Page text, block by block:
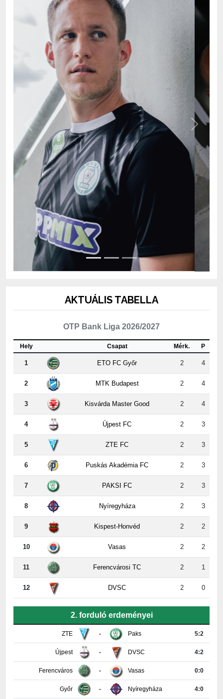
Previous Next
OTP Bank Liga 2026/2027
Csapat
1 ETO FC Győr 2 4
2 MTK Budapest 2 4
3 Kisvárda Master Good 2 4
4 Újpest FC 2 3
5 ZTE FC 2 3
6 Puskás Akadémia FC 2 3
7 PAKSI FC 2 3
8 Nyíregyháza 2 3
9 Kispest-Honvéd 2 2
10 Vasas 2 2
11 Ferencvárosi TC 2 1
12 DVSC 2 0
ZTE - Paks
Újpest DVSC 4:2
Ferencváros Vasas 0:0
Győr Nyíregyháza 4:0
Honvéd MTK 3:3